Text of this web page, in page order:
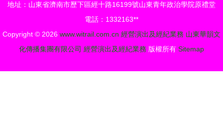
圖
地址：山東省濟南市歷下區經十路16199號山東青年政治學院原禮堂
電話：1332163**
Copyright © 2026 www.witrail.com.cn 經營演出及經紀業務 山東華韻文
化傳播集團有限公司 經營演出及經紀業務 版權所有 Sitemap